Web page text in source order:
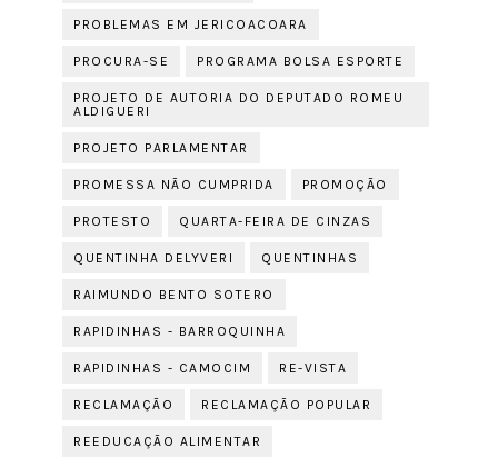
PROBLEMAS EM JERICOACOARA
PROCURA-SE PROGRAMA BOLSA ESPORTE
PROJETO DE AUTORIA DO DEPUTADO ROMEU
ALDIGUERI
PROJETO PARLAMENTAR
PROMESSA NÃO CUMPRIDA PROMOÇÃO
PROTESTO QUARTA-FEIRA DE CINZAS
QUENTINHA DELYVERI QUENTINHAS
RAIMUNDO BENTO SOTERO
RAPIDINHAS - BARROQUINHA
RAPIDINHAS - CAMOCIM RE-VISTA
RECLAMAÇÃO RECLAMAÇÃO POPULAR
REEDUCAÇÃO ALIMENTAR